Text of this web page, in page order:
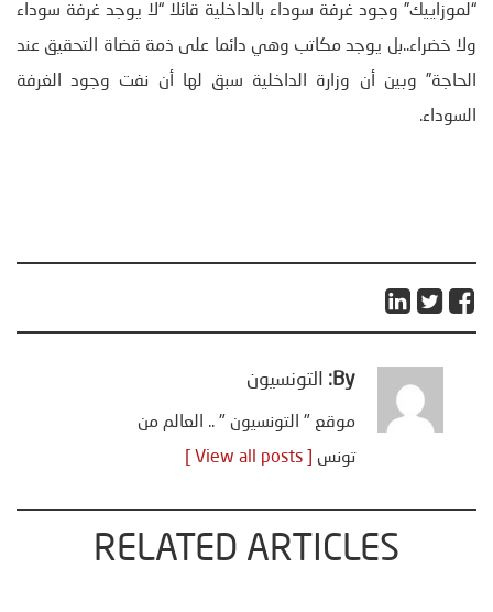
“لموزاييك” وجود غرفة سوداء بالداخلية قائلا “لا يوجد غرفة سوداء
ولا خضراء..بل يوجد مكاتب وهي دائما على ذمة قضاة التحقيق عند
الحاجة” وبين أن وزارة الداخلية سبق لها أن نفت وجود الغرفة
السوداء.
By: التونسيون
موقع " التونسيون " .. العالم من
تونس
RELATED ARTICLES